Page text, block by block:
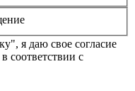
я даю свое согласие
соответствии с